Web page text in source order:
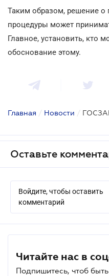
Таким образом, решение о
процедуры может
Главное, установить, кто
обоснование этому.
Главная / Новости /
Оставьте
Войдите, чтобы оставить
комментарий
Читайте нас в
Подпишитесь, чтоб